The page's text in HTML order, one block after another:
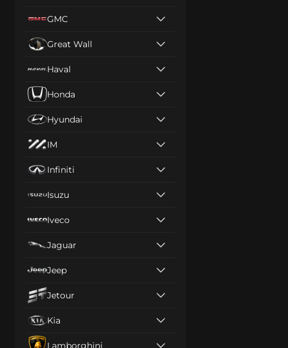
GMC
Great Wall
Haval
Honda
Hyundai
IM
Infiniti
Isuzu
Iveco
Jaguar
Jeep
Jetour
Kia
Lamborghini